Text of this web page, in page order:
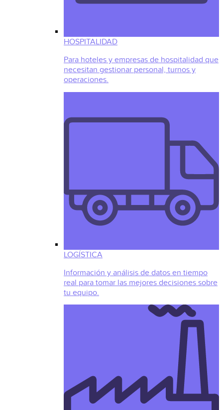
HOSPITALIDAD
Para hoteles y empresas de hospitalidad que
necesitan gestionar personal, turnos y
operaciones.
LOGÍSTICA
Información y análisis de datos en tiempo
real para tomar las mejores decisiones sobre
tu equipo.